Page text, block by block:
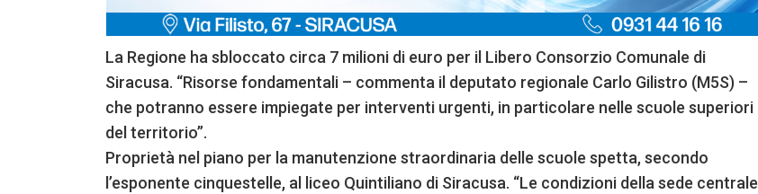
La Regione ha sbloccato circa 7 milioni di euro per il Libero Consorzio Comunale di
Siracusa. “Risorse fondamentali – commenta il deputato regionale Carlo Gilistro (M5S) –
che potranno essere impiegate per interventi urgenti, in particolare nelle scuole superiori
del territorio”.
Proprietà nel piano per la manutenzione straordinaria delle scuole spetta, secondo
l’esponente cinquestelle, al liceo Quintiliano di Siracusa. “Le condizioni della sede centrale